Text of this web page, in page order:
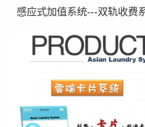
感应式加值系统---双轨收费